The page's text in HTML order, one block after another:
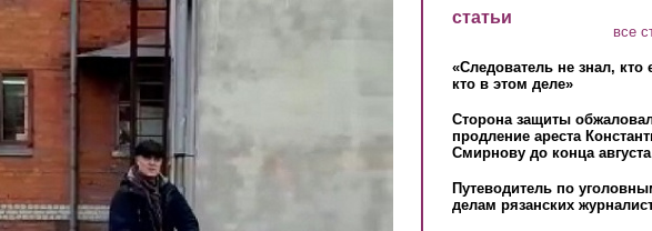
статьи
все
«Следователь не знал, кто
кто в этом деле»
Сторона защиты
продление ареста
Смирнову до конца августа
Путеводитель по
делам рязанских